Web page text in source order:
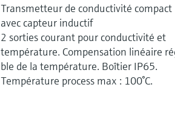
Transmetteur de conductivité compact
avec capteur inductif
2 sorties courant pour conductivité et
température. Compensation linéaire
ble de la température. Boîtier IP65.
Température process max : 100°C.